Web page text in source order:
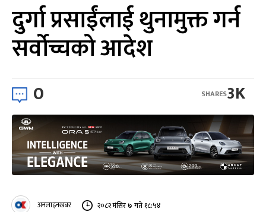
दुर्गा प्रसाईंलाई थुनामुक्त गर्न
सर्वोच्चको आदेश
0 3K
SHARES
अनलाइनखबर २०८२ मंसिर ७ गते १८:५४